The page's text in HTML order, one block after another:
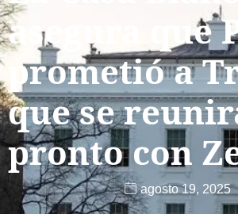
asegura que
prometió a
que se
pronto con
agosto 19, 2025